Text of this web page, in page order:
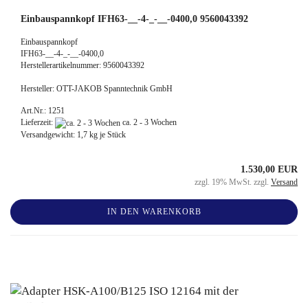
Einbauspannkopf IFH63-__-4-_-__-0400,0 9560043392
Einbauspannkopf
IFH63-__-4-_-__-0400,0
Herstellerartikelnummer: 9560043392
Hersteller: OTT-JAKOB Spanntechnik GmbH
Art.Nr.: 1251
Lieferzeit:
ca. 2 - 3 Wochen
Versandgewicht: 1,7 kg je Stück
1.530,00 EUR
zzgl. 19% MwSt. zzgl. Versand
IN DEN WARENKORB